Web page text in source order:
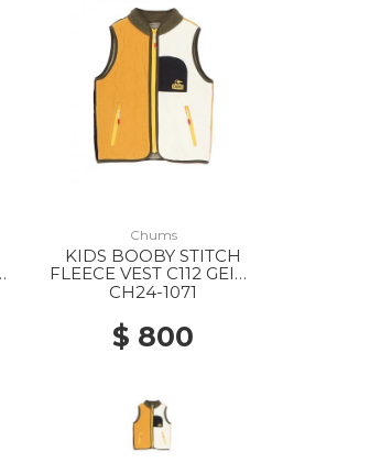
Chums
KIDS BOOBY STITCH
FLEECE VEST C112 GEIGE
CRAZY
CH24-1071
$ 800